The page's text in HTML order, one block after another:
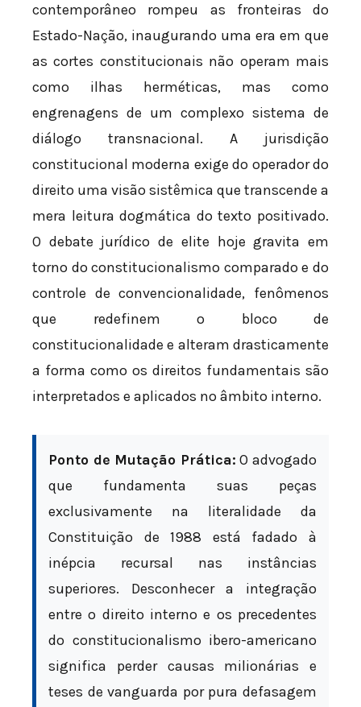
contemporâneo rompeu as fronteiras do
Estado-Nação, inaugurando uma era em que
as cortes constitucionais não operam mais
como ilhas herméticas, mas como
engrenagens de um complexo sistema de
diálogo transnacional. A jurisdição
constitucional moderna exige do operador do
direito uma visão sistêmica que transcende a
mera leitura dogmática do texto positivado.
O debate jurídico de elite hoje gravita em
torno do constitucionalismo comparado e do
controle de convencionalidade, fenômenos
que redefinem o bloco de
constitucionalidade e alteram drasticamente
a forma como os direitos fundamentais são
interpretados e aplicados no âmbito interno.
Ponto de Mutação Prática: O advogado
que fundamenta suas peças
exclusivamente na literalidade da
Constituição de 1988 está fadado à
inépcia recursal nas instâncias
superiores. Desconhecer a integração
entre o direito interno e os precedentes
do constitucionalismo ibero-americano
significa perder causas milionárias e
teses de vanguarda por pura defasagem